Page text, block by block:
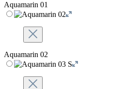
Aquamarin 01
Aquamarin 02